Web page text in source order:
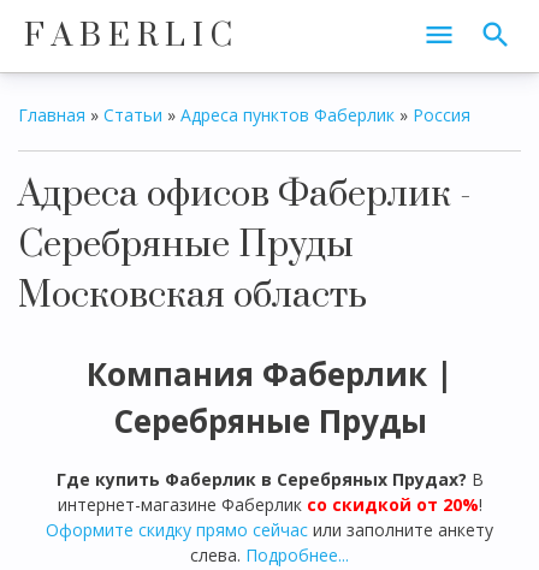
F A B E R L I C
Главная » Статьи » Адреса пунктов Фаберлик » Россия
Адреса офисов Фаберлик -
Серебряные Пруды
Московская область
Компания Фаберлик |
Серебряные Пруды
Где купить Фаберлик в Серебряных Прудах? В
интернет-магазине Фаберлик со скидкой от 20%!
Оформите скидку прямо сейчас или заполните анкету
слева. Подробнее...